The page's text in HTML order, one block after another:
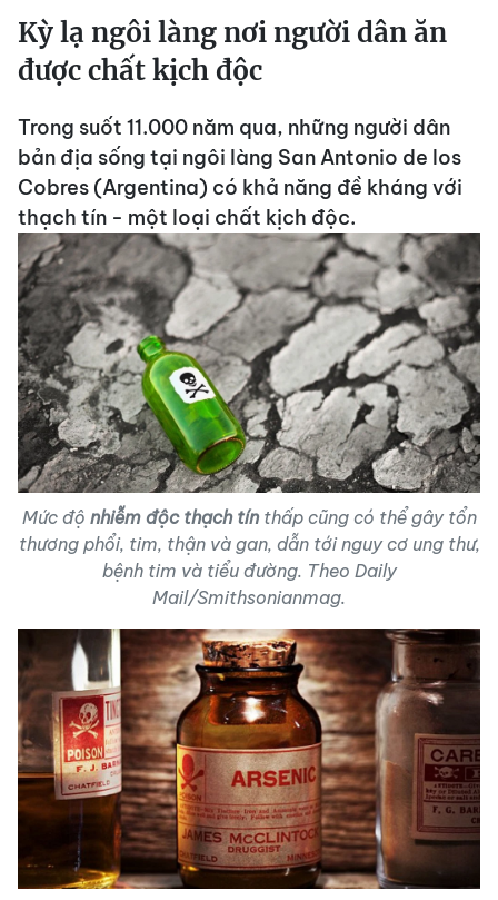
Kỳ lạ ngôi làng nơi người dân ăn
được chất kịch độc
Trong suốt 11.000 năm qua, những người dân
bản địa sống tại ngôi làng San Antonio de los
Cobres (Argentina) có khả năng đề kháng với
thạch tín - một loại chất kịch độc.
Mức độ nhiễm độc thạch tínthấp cũng có thể gây tổn
thương phổi, tim, thận và gan, dẫn tới nguy cơ ung thư,
bệnh tim và tiểu đường. Theo Daily
Mail/Smithsonianmag.